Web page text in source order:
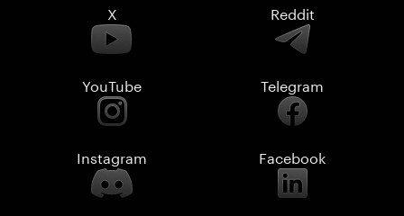
X Reddit
YouTube Telegram
Instagram Facebook